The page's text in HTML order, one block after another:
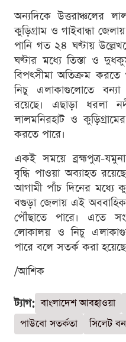
অন্যদিকে উত্তরাঞ্চলের
কুড়িগ্রাম ও গাইবান্ধা
পানি গত ২৪ ঘণ্টায়
ঘণ্টার মধ্যে তিস্তা ও
বিপৎসীমা অতিক্রম করতে
নিচু এলাকাগুলোতে বন্যা
রয়েছে। এছাড়া ধরলা
লালমনিরহাট ও
করতে পারে।
একই সময়ে ব্রহ্মপুত্র-
বৃদ্ধি পাওয়া অব্যাহত
আগামী পাঁচ দিনের মধ্যে
বগুড়া জেলায় এই
পৌঁছাতে পারে। এতে
লোকালয় ও নিচু
পারে বলে সতর্ক করা
/আশিক
ট্যাগ: বাংলাদেশ আবহাওয়া
পাউবো সতর্কতা
সিলেট